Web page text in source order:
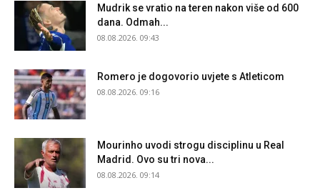
Mudrik se vratio na teren nakon više od 600
dana. Odmah...
08.08.2026. 09:43
Romero je dogovorio uvjete s Atleticom
08.08.2026. 09:16
Mourinho uvodi strogu disciplinu u Real
Madrid. Ovo su tri nova...
08.08.2026. 09:14